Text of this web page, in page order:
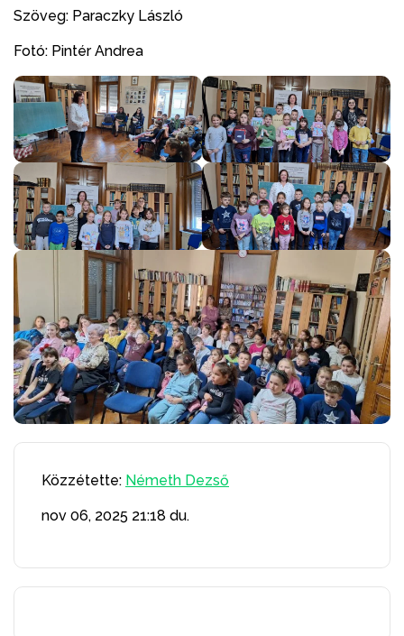
Szöveg: Paraczky László
Fotó: Pintér Andrea
Közzétette: Németh Dezső
nov 06, 2025 21:18 du.